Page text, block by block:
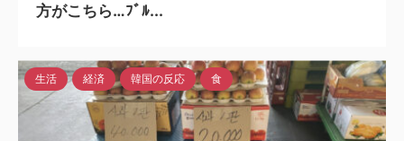
方がこちら…ﾌﾞﾙ...
生活 経済 韓国の反応 食